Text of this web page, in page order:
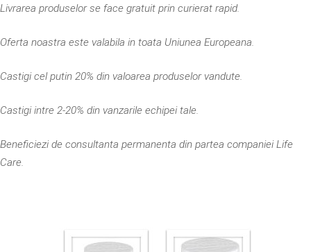
Livrarea produselor se face gratuit prin curierat rapid.
Oferta noastra este valabila in toata Uniunea Europeana.
Castigi cel putin 20% din valoarea produselor vandute.
Castigi intre 2-20% din vanzarile echipei tale.
Beneficiezi de consultanta permanenta din partea companiei Life
Care.